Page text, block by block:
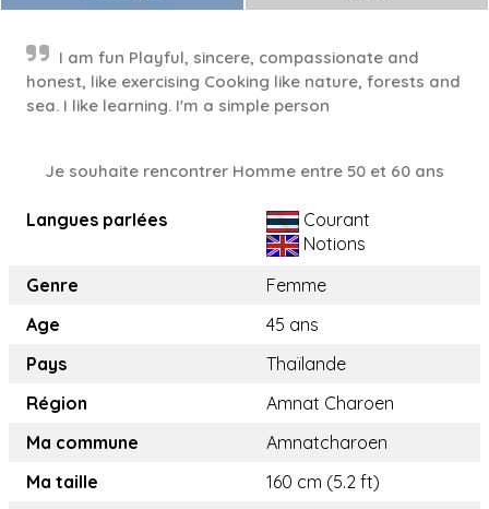
I am fun Playful, sincere, compassionate and
honest, like exercising Cooking like nature, forests and
sea. I like learning. I'm a simple person
Je souhaite rencontrer Homme entre 50 et 60 ans
Langues parlées
Courant
Notions
Genre
Femme
Age
45 ans
Pays
Thaïlande
Région
Amnat Charoen
Ma commune
Amnatcharoen
Ma taille
160 cm (5.2 ft)